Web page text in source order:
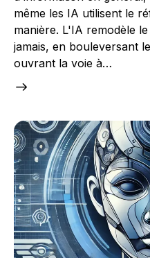
même les IA utilisent le
manière. L'IA remodèle
jamais, en bouleversant
ouvrant la voie à…